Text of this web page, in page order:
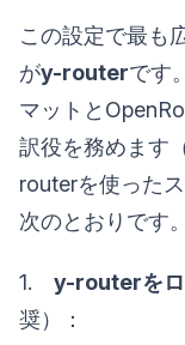
この設定で最も
がy-routerです
マットと
訳役を務めます
routerを使った
次のとおりです。
1. y-routerをロ
奨）：